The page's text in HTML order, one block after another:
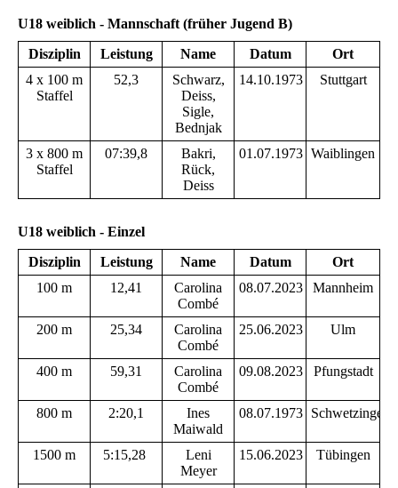
U18 weiblich - Mannschaft (früher Jugend B)
Disziplin
Leistung Name Datum
Ort
4 x 100 m
Staffel
52,3
Schwarz,
Deiss,
Sigle,
Bednjak
14.10.1973 Stuttgart
3 x 800 m
Staffel
07:39,8
Bakri,
Rück,
Deiss
01.07.1973 Waiblingen
U18 weiblich - Einzel
Disziplin
Leistung Name Datum
Ort
100 m
12,41
Carolina
Combé
08.07.2023 Mannheim
200 m 25,34
Carolina
Combé
25.06.2023 Ulm
400 m 59,31
Carolina
Combé
09.08.2023 Pfungstadt
800 m 2:20,1
Ines
Maiwald
08.07.1973 Schwetzingen
1500 m 5:15,28
Leni
Meyer
15.06.2023 Tübingen